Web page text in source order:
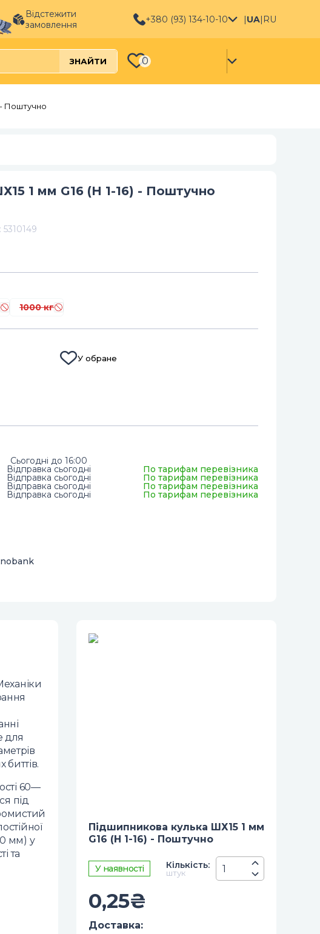
Відстежити
замовлення
+380 (93) 134-10-10 |UA| RU
ЗНАЙТИ 0
- Поштучно
1 мм G16 (Н 1-16) - Поштучно
: 5310149
1000 кг
У обране
Сьогодні до 16:00
Відправка сьогодні По тарифам перевізника
Відправка сьогодні По тарифам перевізника
Відправка сьогодні По тарифам перевізника
Відправка сьогодні По тарифам перевізника
для
60—
під
мм) у
та
Підшипникова кулька ШХ15 1 мм
G16 (Н 1-16) - Поштучно
У наявності Кiлькiсть:
штук
0,25₴
Доставка: